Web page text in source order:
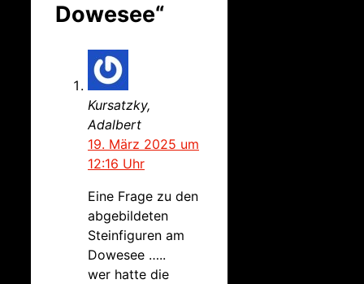
Dowesee“
Kursatzky,
Adalbert
19. März 2025 um
12:16 Uhr
Eine Frage zu den
abgebildeten
Steinfiguren am
Dowesee …..
wer hatte die